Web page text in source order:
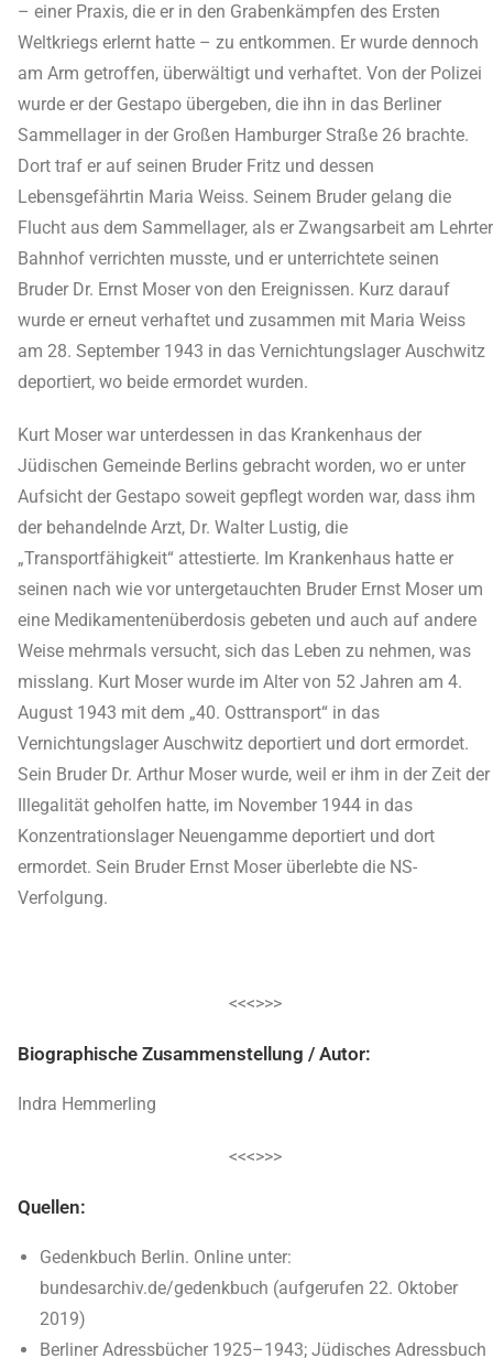
– einer Praxis, die er in den Grabenkämpfen des Ersten
Weltkriegs erlernt hatte – zu entkommen. Er wurde dennoch
am Arm getroffen, überwältigt und verhaftet. Von der Polizei
wurde er der Gestapo übergeben, die ihn in das Berliner
Sammellager in der Großen Hamburger Straße 26 brachte.
Dort traf er auf seinen Bruder Fritz und dessen
Lebensgefährtin Maria Weiss. Seinem Bruder gelang die
Flucht aus dem Sammellager, als er Zwangsarbeit am Lehrter
Bahnhof verrichten musste, und er unterrichtete seinen
Bruder Dr. Ernst Moser von den Ereignissen. Kurz darauf
wurde er erneut verhaftet und zusammen mit Maria Weiss
am 28. September 1943 in das Vernichtungslager Auschwitz
deportiert, wo beide ermordet wurden.
Kurt Moser war unterdessen in das Krankenhaus der
Jüdischen Gemeinde Berlins gebracht worden, wo er unter
Aufsicht der Gestapo soweit gepflegt worden war, dass ihm
der behandelnde Arzt, Dr. Walter Lustig, die
„Transportfähigkeit“ attestierte. Im Krankenhaus hatte er
seinen nach wie vor untergetauchten Bruder Ernst Moser um
eine Medikamentenüberdosis gebeten und auch auf andere
Weise mehrmals versucht, sich das Leben zu nehmen, was
misslang. Kurt Moser wurde im Alter von 52 Jahren am 4.
August 1943 mit dem „40. Osttransport“ in das
Vernichtungslager Auschwitz deportiert und dort ermordet.
Sein Bruder Dr. Arthur Moser wurde, weil er ihm in der Zeit der
Illegalität geholfen hatte, im November 1944 in das
Konzentrationslager Neuengamme deportiert und dort
ermordet. Sein Bruder Ernst Moser überlebte die NS-
Verfolgung.
<<<>>>
Biographische Zusammenstellung / Autor:
Indra Hemmerling
<<<>>>
Quellen:
Gedenkbuch Berlin. Online unter:
bundesarchiv.de/gedenkbuch (aufgerufen 22. Oktober
2019)
Berliner Adressbücher 1925–1943; Jüdisches Adressbuch